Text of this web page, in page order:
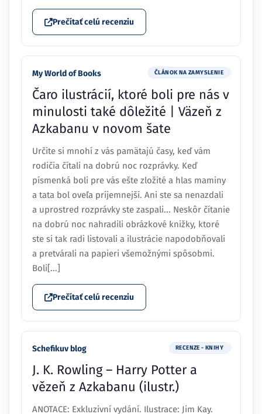
Prečítať celú recenziu
My World of Books ČLÁNOK NA ZAMYSLENIE
Čaro ilustrácií, ktoré boli pre nás v
minulosti také dôležité | Väzeň z
Azkabanu v novom šate
Určite si mnohí z vás pamätajú časy, keď vám
rodičia čítali na dobrú noc rozprávky. Keď
písmenká boli pre vás ešte zložité a hlas maminy
a tata bol oveľa príjemnejší. Ani ste sa nenazdali
a uprostred rozprávky ste zaspali... Neskôr čítanie
na dobrú noc nahradili obrázkové knižky, ktoré
ste si tak radi listovali a ilustrácie napodobňovali
a pretvárali na papieri všemožnými spôsobmi.
Boli[...]
Prečítať celú recenziu
Schefikuv blog RECENZE - KNIHY
J. K. Rowling – Harry Potter a
vězeň z Azkabanu (ilustr.)
ANOTACE: Exkluzivní vydání. Ilustrace: Jim Kay.